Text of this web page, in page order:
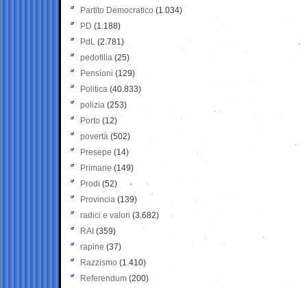
Partito Democratico (1.034)
PD (1.188)
PdL (2.781)
pedofilia (25)
Pensioni (129)
Politica (40.833)
polizia (253)
Porto (12)
povertà (502)
Presepe (14)
Primarie (149)
Prodi (52)
Provincia (139)
radici e valori (3.682)
RAI (359)
rapine (37)
Razzismo (1.410)
Referendum (200)